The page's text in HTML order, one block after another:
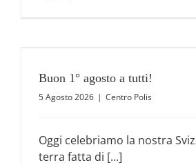
Buon 1° agosto a tutti!
5 Agosto 2026 | Centro Polis
Oggi celebriamo la nostra
terra fatta di [...]